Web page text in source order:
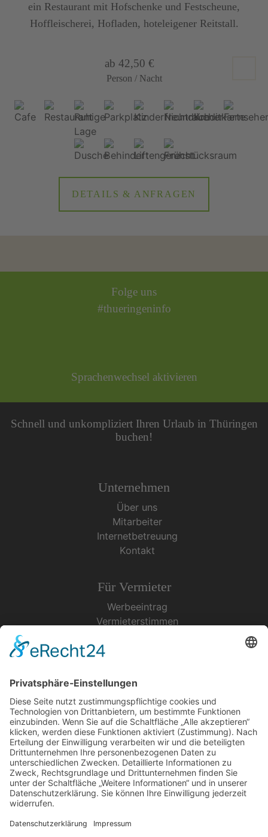
ein Restaurant mit Hofschenke und Festscheune,
Hoffleischerei, Hofladen, hoteleigener Reitstall.
ab 42,50 €
Person / Nacht
DETAILS & ANFRAGEN
Folge uns
#thueringeninfo
Sprachenwechsel aktivieren
Schnell und unkompliziert Ihren Urlaub in Thüringen
buchen!
Unternehmen
Über uns
Mitarbeiter
Internetbetreuung
Kontakt
Für Vermieter
Werbeeintrag
Vermieterstimmen
Urlaubsservice
Bücher, Karten & CD's
Ihre Anreise
Wetter
Links
Nutzungsbedingungen
Datenschutz